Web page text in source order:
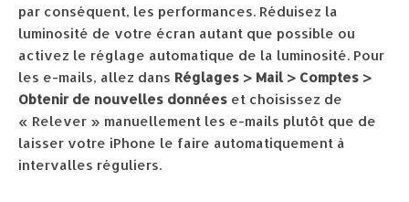
par conséquent, les performances. Réduisez la
luminosité de votre écran autant que possible ou
activez le réglage automatique de la luminosité. Pour
les e-mails, allez dans Réglages > Mail > Comptes >
Obtenir de nouvelles données et choisissez de
« Relever » manuellement les e-mails plutôt que de
laisser votre iPhone le faire automatiquement à
intervalles réguliers.